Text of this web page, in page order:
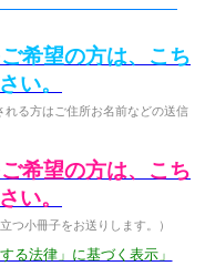
希望の方は、こち
い。
れる方はご住所お名前などの送信
希望の方は、こち
い。
つ小冊子をお送りします。）
る法律」に基づく表示」